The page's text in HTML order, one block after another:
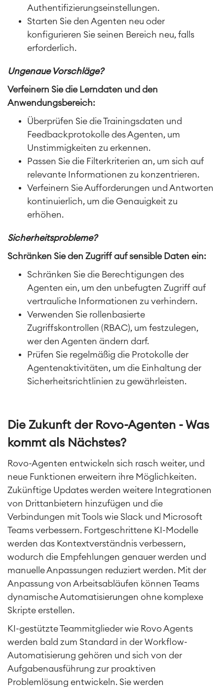
Authentifizierungseinstellungen.
Starten Sie den Agenten neu oder
konfigurieren Sie seinen Bereich neu, falls
erforderlich.
Ungenaue Vorschläge?
Verfeinern Sie die Lerndaten und den
Anwendungsbereich:
Überprüfen Sie die Trainingsdaten und
Feedbackprotokolle des Agenten, um
Unstimmigkeiten zu erkennen.
Passen Sie die Filterkriterien an, um sich auf
relevante Informationen zu konzentrieren.
Verfeinern Sie Aufforderungen und Antworten
kontinuierlich, um die Genauigkeit zu
erhöhen.
Sicherheitsprobleme?
Schränken Sie den Zugriff auf sensible Daten ein:
Schränken Sie die Berechtigungen des
Agenten ein, um den unbefugten Zugriff auf
vertrauliche Informationen zu verhindern.
Verwenden Sie rollenbasierte
Zugriffskontrollen (RBAC), um festzulegen,
wer den Agenten ändern darf.
Prüfen Sie regelmäßig die Protokolle der
Agentenaktivitäten, um die Einhaltung der
Sicherheitsrichtlinien zu gewährleisten.
Die Zukunft der Rovo-Agenten - Was
kommt als Nächstes?
Rovo-Agenten entwickeln sich rasch weiter, und
neue Funktionen erweitern ihre Möglichkeiten.
Zukünftige Updates werden weitere Integrationen
von Drittanbietern hinzufügen und die
Verbindungen mit Tools wie Slack und Microsoft
Teams verbessern. Fortgeschrittene KI-Modelle
werden das Kontextverständnis verbessern,
wodurch die Empfehlungen genauer werden und
manuelle Anpassungen reduziert werden. Mit der
Anpassung von Arbeitsabläufen können Teams
dynamische Automatisierungen ohne komplexe
Skripte erstellen.
KI-gestützte Teammitglieder wie Rovo Agents
werden bald zum Standard in der Workflow-
Automatisierung gehören und sich von der
Aufgabenausführung zur proaktiven
Problemlösung entwickeln. Sie werden